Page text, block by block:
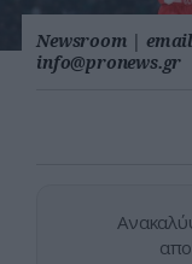
Newsroom |
info@pronews.gr